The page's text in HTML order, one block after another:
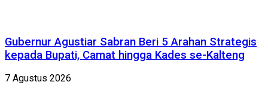
Gubernur Agustiar Sabran Beri 5 Arahan Strategis
kepada Bupati, Camat hingga Kades se-Kalteng
7 Agustus 2026